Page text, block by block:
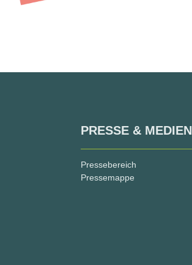
PRESSE & MEDIEN
Pressebereich
Pressemappe